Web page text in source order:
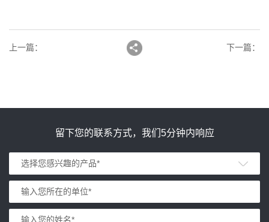
上一篇 ： 下一篇 ：
留下您的联系方式，我们5分钟内响应